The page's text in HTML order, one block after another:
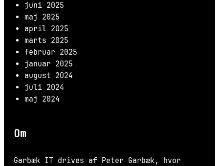
juni 2025
maj 2025
april 2025
marts 2025
februar 2025
januar 2025
august 2024
juli 2024
maj 2024
Om
Garbæk IT drives af Peter Garbæk, hvor